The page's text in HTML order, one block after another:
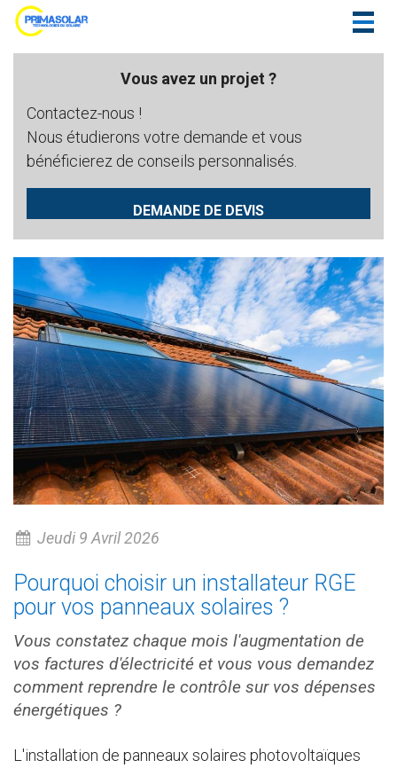
Vous avez un projet ?
Contactez-nous !
Nous étudierons votre demande et vous
bénéficierez de conseils personnalisés.
DEMANDE DE DEVIS
Jeudi 9 Avril 2026
Pourquoi choisir un installateur RGE
pour vos panneaux solaires ?
Vous constatez chaque mois l'augmentation de
vos factures d'électricité et vous vous demandez
comment reprendre le contrôle sur vos dépenses
énergétiques ?
L'installation de panneaux solaires photovoltaïques